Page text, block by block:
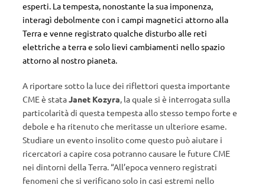
esperti. La tempesta, nonostante la sua imponenza,
interagì debolmente con i campi magnetici attorno alla
Terra e venne registrato qualche disturbo alle reti
elettriche a terra e solo lievi cambiamenti nello spazio
attorno al nostro pianeta.
A riportare sotto la luce dei riflettori questa importante
CME è stataJanet Kozyra, la quale si è interrogata sulla
particolarità di questa tempesta allo stesso tempo forte e
debole e ha ritenuto che meritasse un ulteriore esame.
Studiare un evento insolito come questo può aiutare i
ricercatori a capire cosa potranno causare le future CME
nei dintorni della Terra. “All’epoca vennero registrati
fenomeni che si verificano solo in casi estremi nello